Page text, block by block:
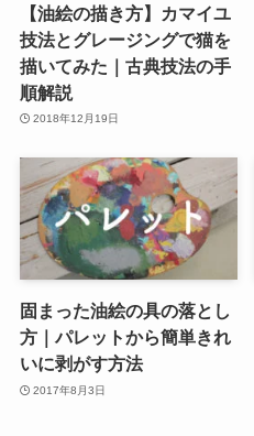
【油絵の描き方】カマイユ
技法とグレージングで猫を
描いてみた｜古典技法の手
順解説
2018年12月19日
固まった油絵の具の落とし
方｜パレットから簡単きれ
いに剥がす方法
2017年8月3日